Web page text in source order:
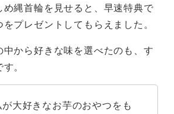
縄首輪を見せると、早速特典で
プレゼントしてもらえました。
から好きな味を選べたのも、す
。
大好きなお芋のおやつをも